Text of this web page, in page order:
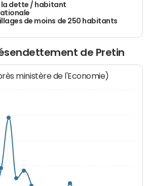
la dette / habitant
de moins de 250 habitants
de Pretin
ministère de l'Economie)